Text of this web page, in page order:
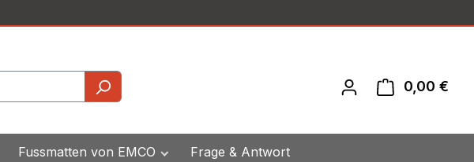
0,00 €
Fussmatten von EMCO Frage & Antwort